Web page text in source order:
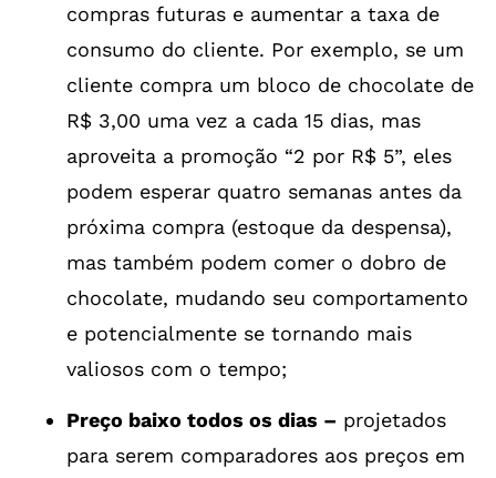
compras futuras e aumentar a taxa de
consumo do cliente. Por exemplo, se um
cliente compra um bloco de chocolate de
R$ 3,00 uma vez a cada 15 dias, mas
aproveita a promoção “2 por R$ 5”, eles
podem esperar quatro semanas antes da
próxima compra (estoque da despensa),
mas também podem comer o dobro de
chocolate, mudando seu comportamento
e potencialmente se tornando mais
valiosos com o tempo;
Preço baixo todos os dias – projetados
para serem comparadores aos preços em